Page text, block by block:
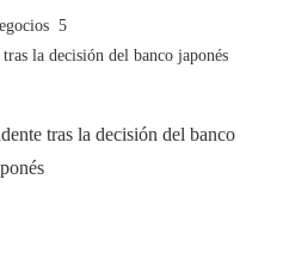
la decisión del banco japonés